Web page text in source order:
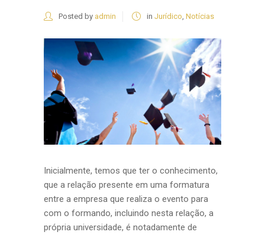
Posted by admin in Jurídico Notícias
Inicialmente, temos que ter o conhecimento,
que a relação presente em uma formatura
entre a empresa que realiza o evento para
com o formando, incluindo nesta relação, a
própria universidade, é notadamente de